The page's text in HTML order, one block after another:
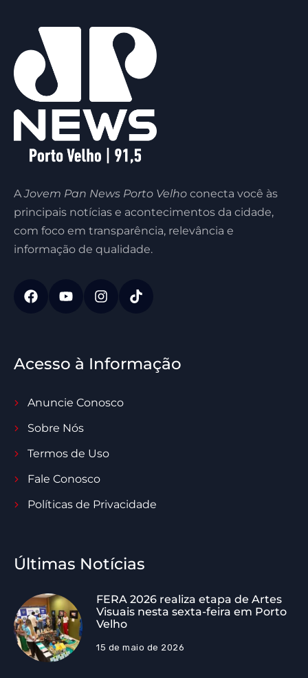
AJovem Pan News Porto Velho conecta você às
principais notícias e acontecimentos da cidade,
com foco em transparência, relevância e
informação de qualidade.
Acesso à Informação
Anuncie Conosco
Sobre Nós
Termos de Uso
Fale Conosco
Políticas de Privacidade
Últimas Notícias
FERA 2026 realiza etapa de Artes
Visuais nesta sexta-feira em Porto
Velho
15 de maio de 2026